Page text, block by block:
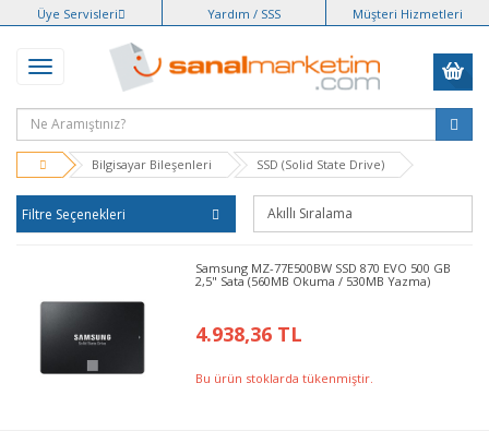
Üye Servisleri Yardım / SSS Müşteri Hizmetleri
Bilgisayar Bileşenleri SSD (Solid State Drive)
Filtre Seçenekleri
Samsung MZ-77E500BW SSD 870 EVO 500 GB
2,5" Sata (560MB Okuma / 530MB Yazma)
4.938,36 TL
Bu ürün stoklarda tükenmiştir.